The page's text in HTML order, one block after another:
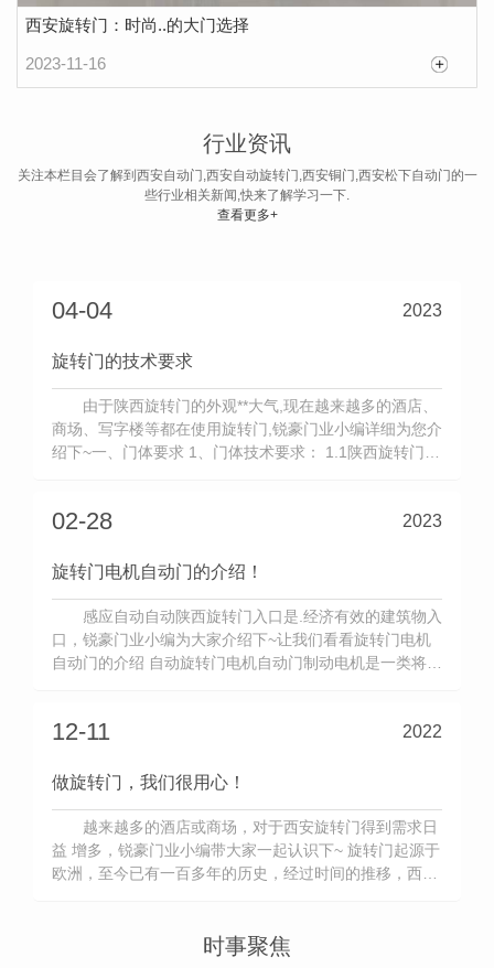
西安旋转门：时尚..的大门选择
2023-11-16
行业资讯
关注本栏目会了解到西安自动门,西安自动旋转门,西安铜门,西安松下自动门的一
些行业相关新闻,快来了解学习一下.
查看更多+
使用旋转门的七大注意事项?
旋转门现如今应用非常广泛，在购物中心、写字
楼的大厅经常可以看到。旋转门给人的印象相对比较
大气、上档次。但是西安旋转门 使用也有一些注意
注意事项： 1、按秩序利用旋转门，千万不要在门快
04-04 2023
旋转门的技术要求
由于陕西旋转门的外观**大气,现在越来越多的酒店、
商场、写字楼等都在使用旋转门,锐豪门业小编详细为您介
绍下~一、门体要求 1、门体技术要求： 1.1陕西旋转门采
璃。 1.3天花：铝板喷涂、...
02-28 2023
旋转门电机自动门的介绍！
感应自动自动陕西旋转门入口是.经济有效的建筑物入
口，锐豪门业小编为大家介绍下~让我们看看旋转门电机
自动门的介绍 自动旋转门电机自动门制动电机是一类将积
搭配舒经，使用寿命长久，应用可靠，便于成功远距离的
12-11 2022
做旋转门，我们很用心！
越来越多的酒店或商场，对于西安旋转门得到需求日
益 增多，锐豪门业小编带大家一起认识下~ 旋转门起源于
欧洲，至今已有一百多年的历史，经过时间的推移，西安
抗风性，减少了空调能源消耗，是隔离气流和节能的.佳选
时事聚焦